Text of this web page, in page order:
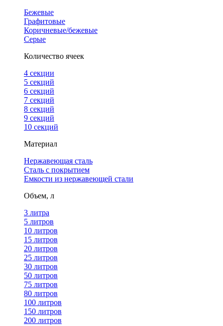
Бежевые
Графитовые
Коричневые/бежевые
Серые
Количество ячеек
4 cекции
5 секций
6 секций
7 секций
8 секций
9 секций
10 секций
Материал
Нержавеющая сталь
Сталь с покрытием
Емкости из нержавеющей стали
Объем, л
3 литра
5 литров
10 литров
15 литров
20 литров
25 литров
30 литров
50 литров
75 литров
80 литров
100 литров
150 литров
200 литров